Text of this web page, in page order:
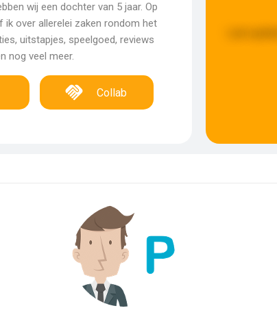
wij een dochter van 5 jaar. Op
ik over allerelei zaken rondom het
uitstapjes, speelgoed, reviews
nog veel meer.
Collab